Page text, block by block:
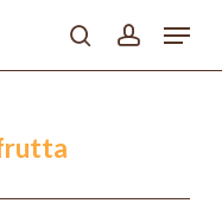
searchaccount
Menu
frutta
Close